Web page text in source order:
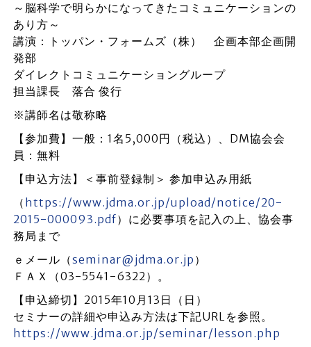
～脳科学で明らかになってきたコミュニケーションの
あり方～
講演：トッパン・フォームズ（株） 企画本部企画開
発部
ダイレクトコミュニケーショングループ
担当課長 落合 俊行
※講師名は敬称略
【参加費】一般：1名5,000円（税込）、DM協会会
員：無料
【申込方法】＜事前登録制＞ 参加申込み用紙
（ https://www.jdma.or.jp/upload/notice/20-
2015-000093.pdf）に必要事項を記入の上、協会事
務局まで
ｅメール（seminar@jdma.or.jp ）
ＦＡＸ（03-5541-6322）。
【申込締切】2015年10月13日（日）
セミナーの詳細や申込み方法は下記URLを参照。
https://www.jdma.or.jp/seminar/lesson.php